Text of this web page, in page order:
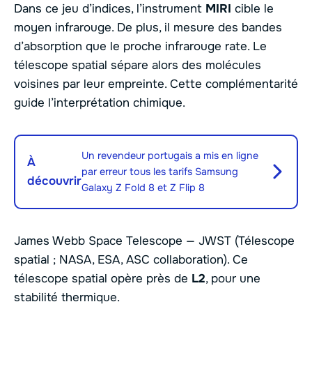
Dans ce jeu d’indices, l’instrument MIRI cible le
moyen infrarouge. De plus, il mesure des bandes
d’absorption que le proche infrarouge rate. Le
télescope spatial sépare alors des molécules
voisines par leur empreinte. Cette complémentarité
guide l’interprétation chimique.
À
découvrir
Un revendeur portugais a mis en ligne
par erreur tous les tarifs Samsung
Galaxy Z Fold 8 et Z Flip 8
James Webb Space Telescope — JWST (Télescope
spatial ; NASA, ESA, ASC collaboration). Ce
télescope spatial opère près de L2, pour une
stabilité thermique.